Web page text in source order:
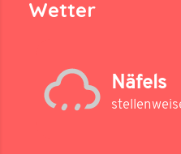
Wetter
Näfels